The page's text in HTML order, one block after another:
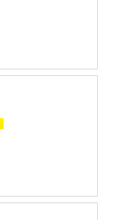
АБАША
ДЖВАРИ